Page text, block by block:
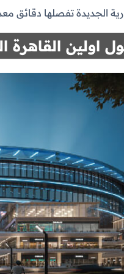
الجديدة تفصلها دقائق
اولين القاهرة